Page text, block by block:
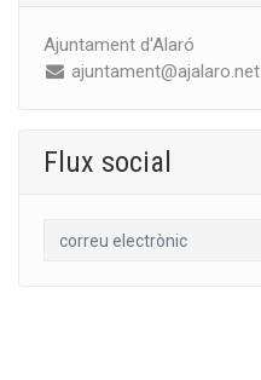
Ajuntament d'Alaró
ajuntament@ajalaro.net
Flux social